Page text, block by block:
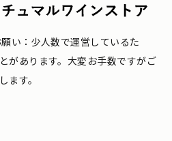
い：少人数で運営しているた
があります。大変お手数ですがご
ます。